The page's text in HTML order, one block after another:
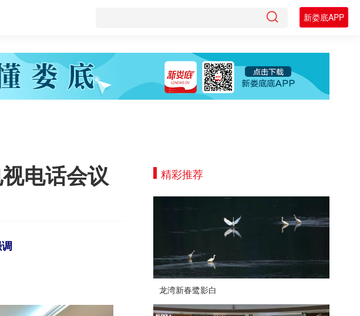
新娄底APP
电话会议 精彩推荐
龙湾新春鹭影白